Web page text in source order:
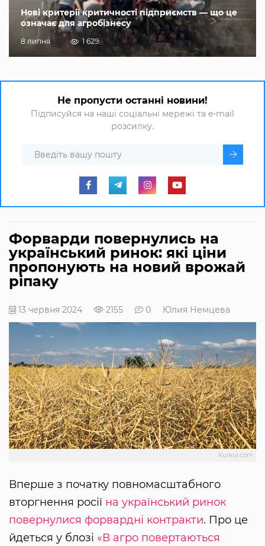
Нові критерії критичності підприємств — що це
означає для агробізнесу
8 липня 1 629
Не пропусти останні новини!
Підписуйся на наші соціальні мережі та e-mail
розсилку.
Форварди повернулись на
український ринок: які ціни
пропонують на новий врожай
ріпаку
13 червня 2024 2155 0 Юлия Немцева
Kurkul.com
Вперше з початку повномасштабного
вторгнення росії на український ринок
повернулися форвардні контракти. Про це
йдеться у блозі «В агро повертаються